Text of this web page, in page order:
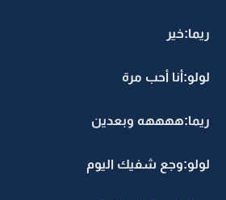
ريما:خير
لولو:أنا أحب مرة
ريما:ههههه وبعدين
لولو:وجع شفيك اليوم